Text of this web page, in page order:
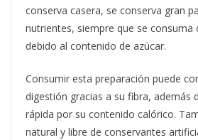
conserva casera, se conserva gran
nutrientes, siempre que se consuma
debido al contenido de azúcar.
Consumir esta preparación puede
digestión gracias a su fibra, además
rápida por su contenido calórico.
natural y libre de conservantes